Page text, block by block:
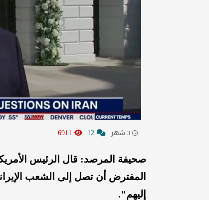
صحيفة المرصد: قال الرئيس
المفترض أن تصل إلى الشعب
إليهم".